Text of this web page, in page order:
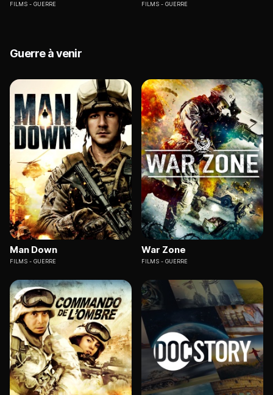
FILMS GUERRE FILMS GUERRE
Guerre à venir
Man Down
FILMS GUERRE
War Zone
FILMS GUERRE